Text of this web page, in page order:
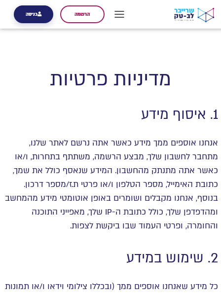
הרשמה כניסה
מדיניות פרטיות
1. איסוף מידע
אנחנו אוספים ממך מידע כאשר אתה נרשם לאתר שלנו,
מתחבר לחשבון שלך, מבצע הרשמה, משתתף בתחרות, ו/או
כאשר אתה מתנתק מהחשבון. המידע שנאסף כולל את שמך,
כתובת האימייל, מספר הטלפון ו/או פרטי ת.ז/מספר דרכון.
בנוסף, אנחנו מקבלים ושומרים באופן אוטומטי מידע מהמחשב
ומהדפדפן שלך, כולל כתובת ה-IP שלך, מאפייני התוכנה
והחומרה, ופרטי העמוד שבו ביקשת לצפות.
2. שימוש במידע
כל מידע שאנחנו אוספים ממך (ובכללו צילומי וידאו ו/או תמונות